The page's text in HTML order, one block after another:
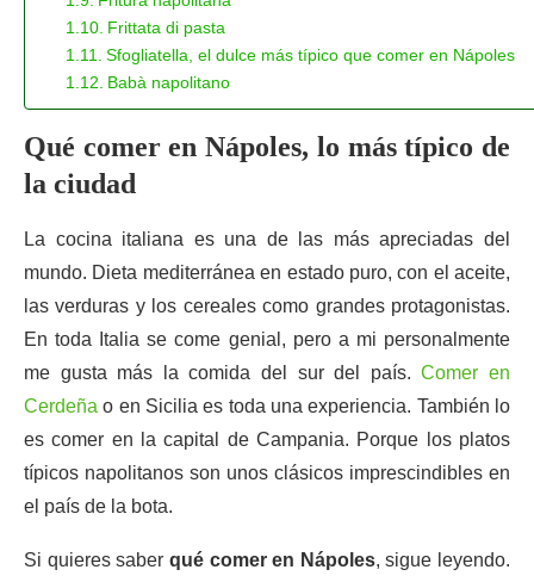
Frittata di pasta
Sfogliatella, el dulce más típico que comer en Nápoles
Babà napolitano
Qué comer en Nápoles, lo más típico de
la ciudad
La cocina italiana es una de las más apreciadas del
mundo. Dieta mediterránea en estado puro, con el aceite,
las verduras y los cereales como grandes protagonistas.
En toda Italia se come genial, pero a mi personalmente
me gusta más la comida del sur del país.Comer en
Cerdeña o en Sicilia es toda una experiencia. También lo
es comer en la capital de Campania. Porque los platos
típicos napolitanos son unos clásicos imprescindibles en
el país de la bota.
Si quieres saber qué comer en Nápoles, sigue leyendo.